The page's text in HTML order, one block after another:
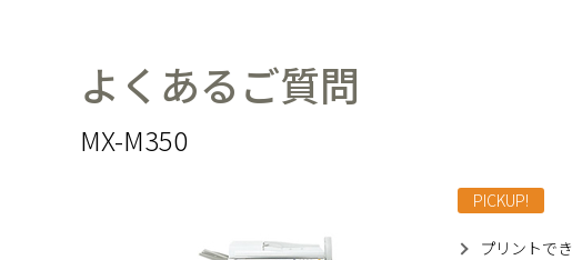
よくあるご質問
MX-M350
PICKUP!
プリントで